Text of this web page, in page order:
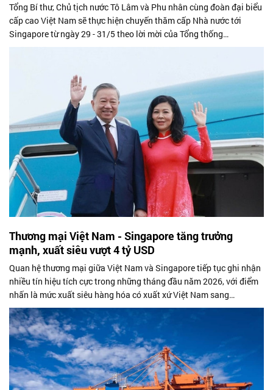
Tổng Bí thư, Chủ tịch nước Tô Lâm và Phu nhân cùng đoàn đại biểu
cấp cao Việt Nam sẽ thực hiện chuyến thăm cấp Nhà nước tới
Singapore từ ngày 29 - 31/5 theo lời mời của Tổng thống
Singapore Tharman Shanmugaratnam và Phu nhân.
Thương mại Việt Nam - Singapore tăng trưởng
mạnh, xuất siêu vượt 4 tỷ USD
Quan hệ thương mại giữa Việt Nam và Singapore tiếp tục ghi nhận
nhiều tín hiệu tích cực trong những tháng đầu năm 2026, với điểm
nhấn là mức xuất siêu hàng hóa có xuất xứ Việt Nam sang
Singapore đạt hơn...